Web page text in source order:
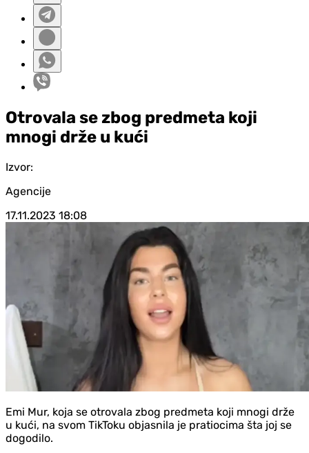
Otrovala se zbog predmeta koji
mnogi drže u kući
Izvor:
Agencije
17.11.2023 18:08
Emi Mur, koja se otrovala zbog predmeta koji mnogi drže
u kući, na svom TikToku objasnila je pratiocima šta joj se
dogodilo.